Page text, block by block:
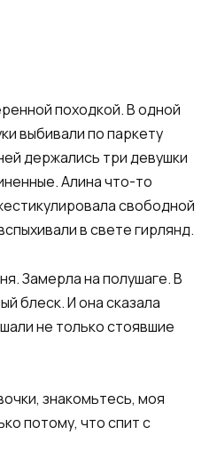
походкой. В одной
выбивали по паркету
держались три девушки
Алина что-то
свободной
в свете гирлянд.
Замерла на полушаге. В
блеск. И она сказала
не только стоявшие
знакомьтесь, моя
потому, что спит с